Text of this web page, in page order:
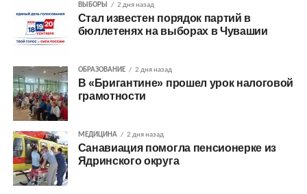
ВЫБОРЫ 2 дня назад
Стал известен порядок партий в
бюллетенях на выборах в Чувашии
ОБРАЗОВАНИЕ 2 дня назад
В «Бригантине» прошел урок налоговой
грамотности
МЕДИЦИНА 2 дня назад
Санавиация помогла пенсионерке из
Ядринского округа